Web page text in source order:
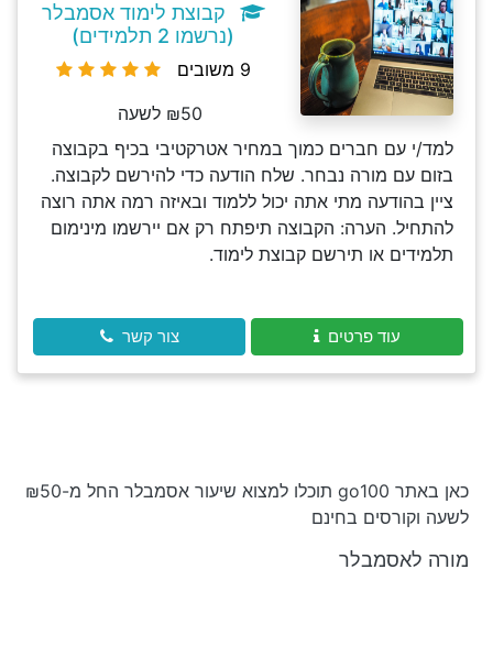
קבוצת לימוד אסמבלר
(נרשמו 2 תלמידים)
9 משובים
₪50 לשעה
למד/י עם חברים כמוך במחיר אטרקטיבי בכיף בקבוצה
בזום עם מורה נבחר. שלח הודעה כדי להירשם לקבוצה.
ציין בהודעה מתי אתה יכול ללמוד ובאיזה רמה אתה רוצה
להתחיל. הערה: הקבוצה תיפתח רק אם יירשמו מינימום
תלמידים או תירשם קבוצת לימוד.
עוד פרטים צור קשר
כאן באתר go100 תוכלו למצוא שיעור אסמבלר החל מ-₪50
לשעה וקורסים בחינם
מורה לאסמבלר